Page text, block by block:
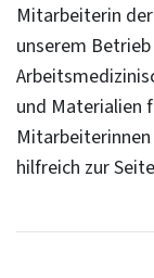
Mitarbeiterin
unserem
und Materialien
hilfreich zur